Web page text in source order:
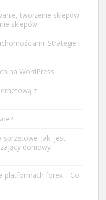
tworzenie sklepów
sklepów
Strategie i
na WordPress
z
Jaki jest
domowy
platformach forex – Co